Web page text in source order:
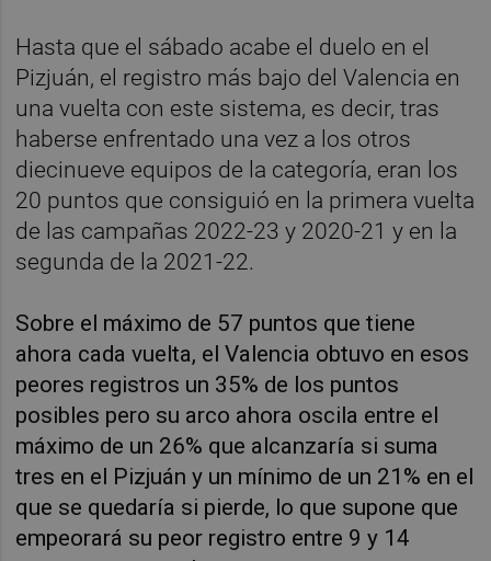
Hasta que el sábado acabe el duelo en el
Pizjuán, el registro más bajo del Valencia en
una vuelta con este sistema, es decir, tras
haberse enfrentado una vez a los otros
diecinueve equipos de la categoría, eran los
20 puntos que consiguió en la primera vuelta
de las campañas 2022-23 y 2020-21 y en la
segunda de la 2021-22.
Sobre el máximo de 57 puntos que tiene
ahora cada vuelta, el Valencia obtuvo en esos
peores registros un 35% de los puntos
posibles pero su arco ahora oscila entre el
máximo de un 26% que alcanzaría si suma
tres en el Pizjuán y un mínimo de un 21% en el
que se quedaría si pierde, lo que supone que
empeorará su peor registro entre 9 y 14